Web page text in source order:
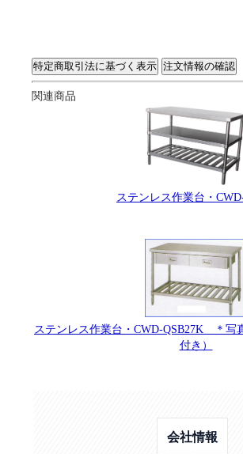
関連商品
ステンレス作業台・
ステンレス作業台・CWD-QSB27K ＊写
付き）
会社情報